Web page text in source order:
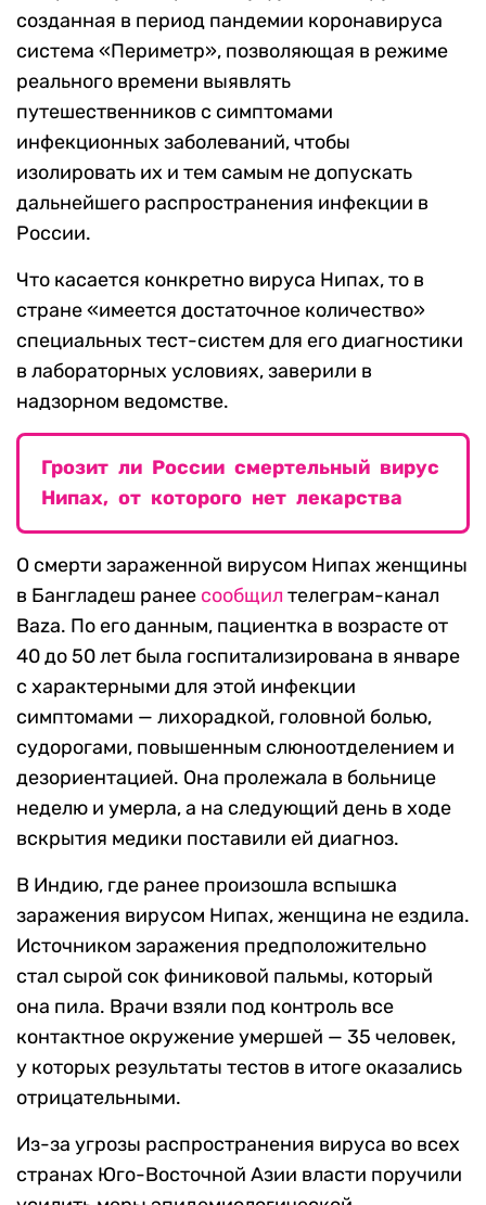
созданная в период пандемии коронавируса
система «Периметр», позволяющая в режиме
реального времени выявлять
путешественников с симптомами
инфекционных заболеваний, чтобы
изолировать их и тем самым не допускать
дальнейшего распространения инфекции в
России.
Что касается конкретно вируса Нипах, то в
стране «имеется достаточное количество»
специальных тест-систем для его диагностики
в лабораторных условиях, заверили в
надзорном ведомстве.
Грозит ли России смертельный вирус
Нипах, от которого нет лекарства
О смерти зараженной вирусом Нипах женщины
в Бангладеш ранее сообщил телеграм-канал
Baza. По его данным, пациентка в возрасте от
40 до 50 лет была госпитализирована в январе
с характерными для этой инфекции
симптомами — лихорадкой, головной болью,
судорогами, повышенным слюноотделением и
дезориентацией. Она пролежала в больнице
неделю и умерла, а на следующий день в ходе
вскрытия медики поставили ей диагноз.
В Индию, где ранее произошла вспышка
заражения вирусом Нипах, женщина не ездила.
Источником заражения предположительно
стал сырой сок финиковой пальмы, который
она пила. Врачи взяли под контроль все
контактное окружение умершей — 35 человек,
у которых результаты тестов в итоге оказались
отрицательными.
Из-за угрозы распространения вируса во всех
странах Юго-Восточной Азии власти поручили